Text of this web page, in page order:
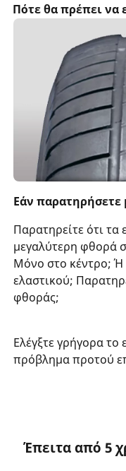
Πότε θα πρέπει να
Εάν
Παρατηρείτε ότι
μεγαλύτερη φθορά
Μόνο στο κέντρο;
ελαστικού;
φθοράς;
Ελέγξτε γρήγορα το
πρόβλημα προτού
Έπειτα από 5